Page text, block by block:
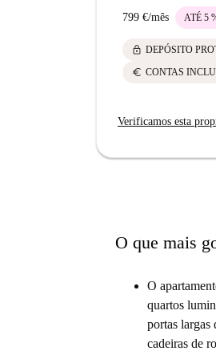
799 €/mês ATÉ 5
lock DEPÓSITO
euro CONTAS
Verificamos esta
O que mais
O
quartos
portas largas
cadeiras de